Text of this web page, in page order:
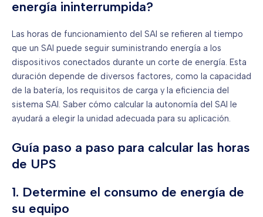
energía ininterrumpida?
Las horas de funcionamiento del SAI se refieren al tiempo
que un SAI puede seguir suministrando energía a los
dispositivos conectados durante un corte de energía. Esta
duración depende de diversos factores, como la capacidad
de la batería, los requisitos de carga y la eficiencia del
sistema SAI. Saber cómo calcular la autonomía del SAI le
ayudará a elegir la unidad adecuada para su aplicación.
Guía paso a paso para calcular las horas
de UPS
1. Determine el consumo de energía de
su equipo